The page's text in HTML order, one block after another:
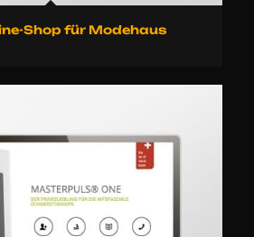
Shop für Modehaus